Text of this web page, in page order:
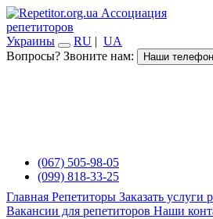
Ассоциация
репетиторов
Украины
RU | UA
Вопросы? Звоните нам:
Наши
(067) 505-98-05
(099) 818-33-25
Главная Репетиторы Заказать услуги
Вакансии для репетиторов Наши